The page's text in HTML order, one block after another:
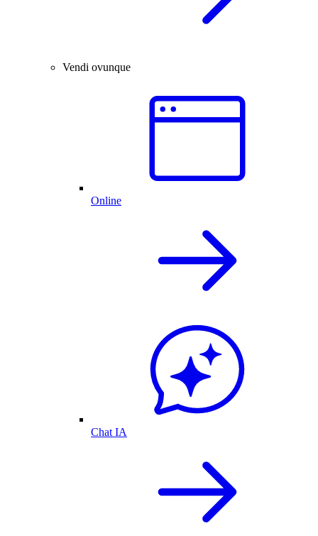
Vendi ovunque
Online
Chat IA